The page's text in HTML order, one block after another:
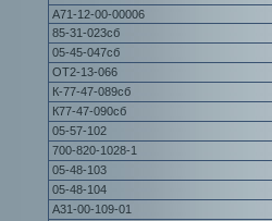
А71-12-00-00006
85-31-023сб
05-45-047сб
ОТ2-13-066
К-77-47-089сб
К77-47-090сб
05-57-102
700-820-1028-1
05-48-103
05-48-104
А31-00-109-01